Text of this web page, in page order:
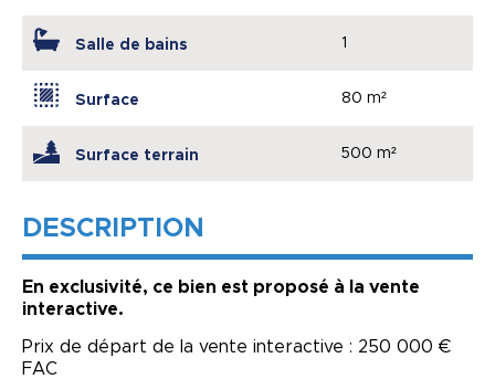
Salle de bains 1
Surface 80 m²
Surface terrain 500 m²
DESCRIPTION
En exclusivité, ce bien est proposé à la vente
interactive.
Prix de départ de la vente interactive : 250 000 €
FAC